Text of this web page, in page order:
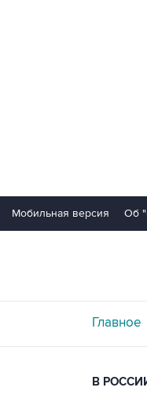
Мобильная версия Об
Главное
В